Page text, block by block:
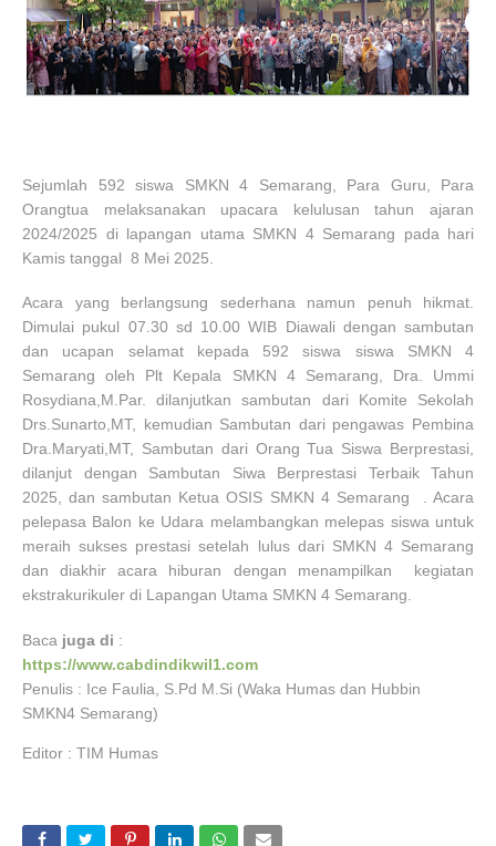
Sejumlah 592 siswa SMKN 4 Semarang, Para Guru, Para
Orangtua melaksanakan upacara kelulusan tahun ajaran
2024/2025 di lapangan utama SMKN 4 Semarang pada hari
Kamis tanggal 8 Mei 2025.
Acara yang berlangsung sederhana namun penuh hikmat.
Dimulai pukul 07.30 sd 10.00 WIB Diawali dengan sambutan
dan ucapan selamat kepada 592 siswa siswa SMKN 4
Semarang oleh Plt Kepala SMKN 4 Semarang, Dra. Ummi
Rosydiana,M.Par. dilanjutkan sambutan dari Komite Sekolah
Drs.Sunarto,MT, kemudian Sambutan dari pengawas Pembina
Dra.Maryati,MT, Sambutan dari Orang Tua Siswa Berprestasi,
dilanjut dengan Sambutan Siwa Berprestasi Terbaik Tahun
2025, dan sambutan Ketua OSIS SMKN 4 Semarang . Acara
pelepasa Balon ke Udara melambangkan melepas siswa untuk
meraih sukses prestasi setelah lulus dari SMKN 4 Semarang
dan diakhir acara hiburan dengan menampilkan kegiatan
ekstrakurikuler di Lapangan Utama SMKN 4 Semarang.
Baca juga di :
https://www.cabdindikwil1.com
Penulis : Ice Faulia, S.Pd M.Si (Waka Humas dan Hubbin
SMKN4 Semarang)
Editor : TIM Humas